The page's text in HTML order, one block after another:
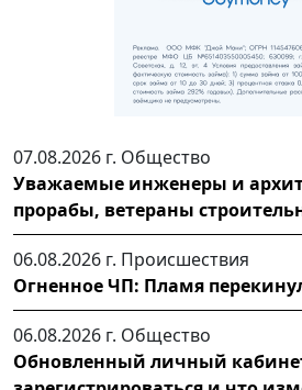
07.08.2026 г. Общество
Уважаемые инженеры и
прорабы, ветераны
06.08.2026 г. Происшествия
Огненное ЧП: Пламя
06.08.2026 г. Общество
Обновленный личный